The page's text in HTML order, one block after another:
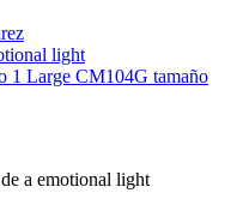
light
1 Large CM104G tamaño